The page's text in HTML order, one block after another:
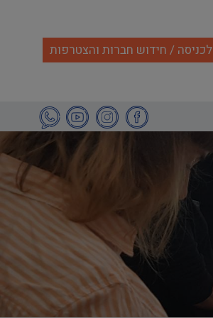
לכניסה / חידוש חברות והצטרפות